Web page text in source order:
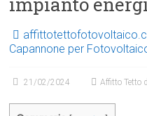
Capannone per
21/02/2024 Affitto Tetto